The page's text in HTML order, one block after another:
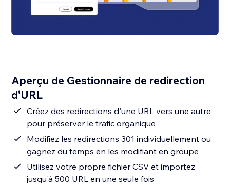
Aperçu de Gestionnaire de redirection
d'URL
Créez des redirections d'une URL vers une autre
pour préserver le trafic organique
Modifiez les redirections 301 individuellement ou
gagnez du temps en les modifiant en groupe
Utilisez votre propre fichier CSV et importez
jusqu'à 500 URL en une seule fois